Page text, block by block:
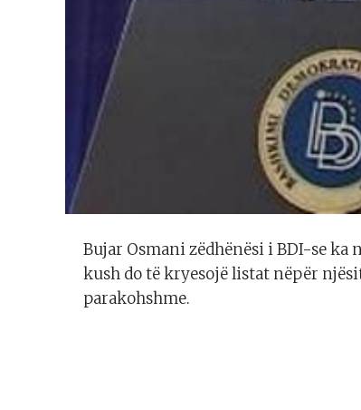
Bujar Osmani zëdhënësi i BDI-se
kush do të kryesojë listat nëpër
parakohshme.